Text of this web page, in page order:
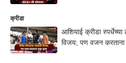
क्रीडा
आशियाई क्रीडा
विजय; पण वजन करताना